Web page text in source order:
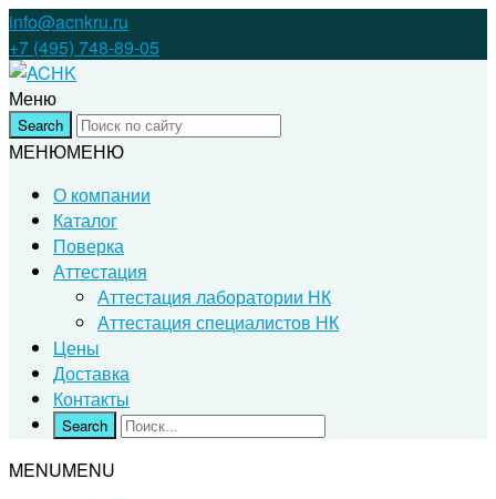
info@acnkru.ru
+7 (495) 748-89-05
Меню
МЕНЮМЕНЮ
О компании
Каталог
Поверка
Аттестация
Аттестация лаборатории НК
Аттестация специалистов НК
Цены
Доставка
Контакты
MENUMENU